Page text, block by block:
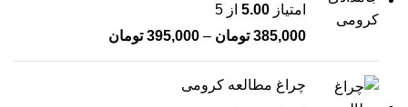
امتیاز 5.00 از 5
385,000 تومان –
395,000 تومان
چراغ مطالعه کرومی